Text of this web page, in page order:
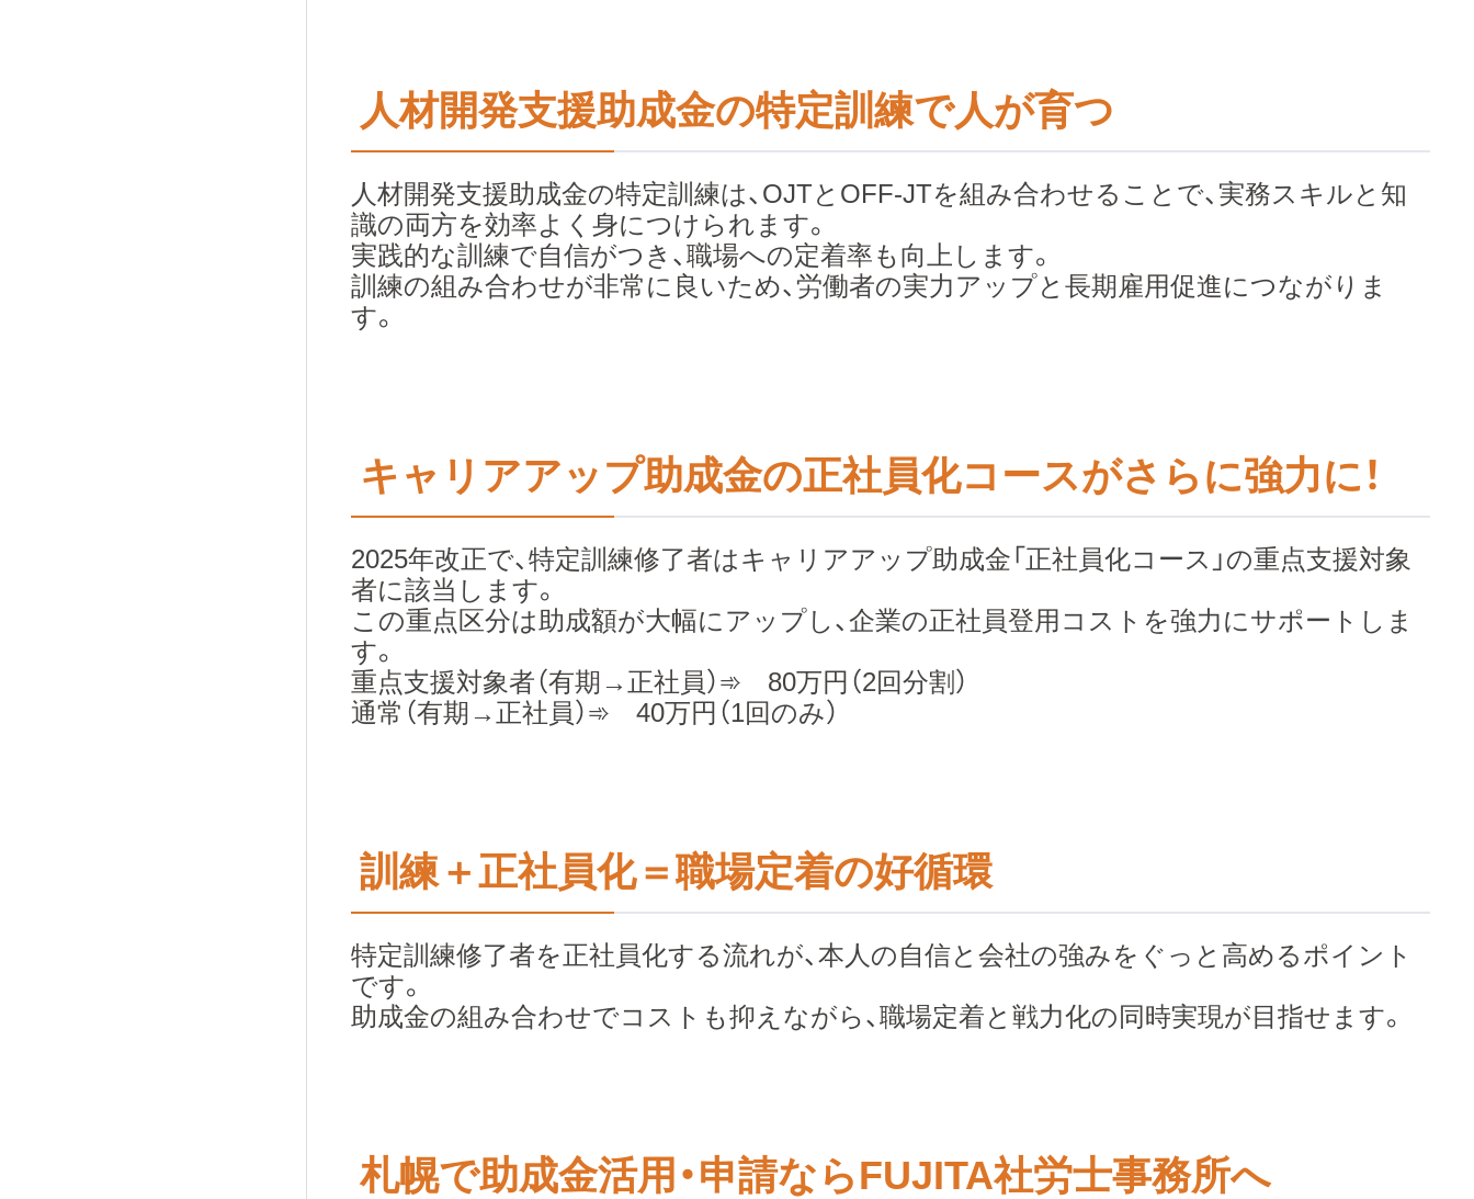
人材開発支援助成金の特定訓練で人が育つ
人材開発支援助成金の特定訓練は、OJTとOFF-JTを組み合わせることで、実務スキルと知
識の両方を効率よく身につけられます。
実践的な訓練で自信がつき、職場への定着率も向上します。
訓練の組み合わせが非常に良いため、労働者の実力アップと長期雇用促進につながりま
す。​
キャリアアップ助成金の正社員化コースがさらに強力に！
2025年改正で、特定訓練修了者はキャリアアップ助成金「正社員化コース」の重点支援対象
者に該当します。
この重点区分は助成額が大幅にアップし、企業の正社員登用コストを強力にサポートしま
す。
重点支援対象者（有期→正社員）➾ 80万円（2回分割）
通常（有期→正社員）➾ 40万円（1回のみ）
訓練＋正社員化＝職場定着の好循環
特定訓練修了者を正社員化する流れが、本人の自信と会社の強みをぐっと高めるポイント
です。
助成金の組み合わせでコストも抑えながら、職場定着と戦力化の同時実現が目指せます。​
札幌で助成金活用・申請ならFUJITA社労士事務所へ